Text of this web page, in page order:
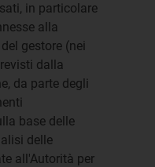
in particolare
alla
gestore (nei
dalla
da parte degli
base delle
delle
all'Autorità per